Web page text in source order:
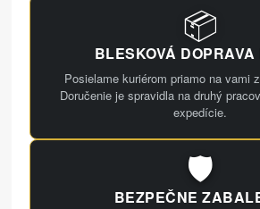
📦
BLESKOVÁ DOPRAVA
Posielame kuriérom priamo na vami
Doručenie je spravidla na druhý
expedície.
🛡️
BEZPEČNE